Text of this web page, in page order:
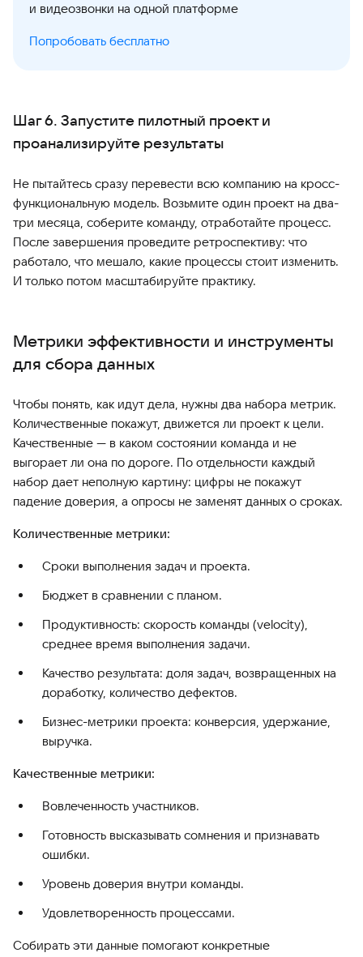
и видеозвонки на одной платформе
Попробовать бесплатно
Шаг 6. Запустите пилотный проект и
проанализируйте результаты
Не пытайтесь сразу перевести всю компанию на кросс-
функциональную модель. Возьмите один проект на два-
три месяца, соберите команду, отработайте процесс.
После завершения проведите ретроспективу: что
работало, что мешало, какие процессы стоит изменить.
И только потом масштабируйте практику.
Метрики эффективности и инструменты
для сбора данных
Чтобы понять, как идут дела, нужны два набора метрик.
Количественные покажут, движется ли проект к цели.
Качественные — в каком состоянии команда и не
выгорает ли она по дороге. По отдельности каждый
набор дает неполную картину: цифры не покажут
падение доверия, а опросы не заменят данных о сроках.
Количественные метрики:
Сроки выполнения задач и проекта.
Бюджет в сравнении с планом.
Продуктивность: скорость команды (velocity),
среднее время выполнения задачи.
Качество результата: доля задач, возвращенных на
доработку, количество дефектов.
Бизнес-метрики проекта: конверсия, удержание,
выручка.
Качественные метрики:
Вовлеченность участников.
Готовность высказывать сомнения и признавать
ошибки.
Уровень доверия внутри команды.
Удовлетворенность процессами.
Собирать эти данные помогают конкретные